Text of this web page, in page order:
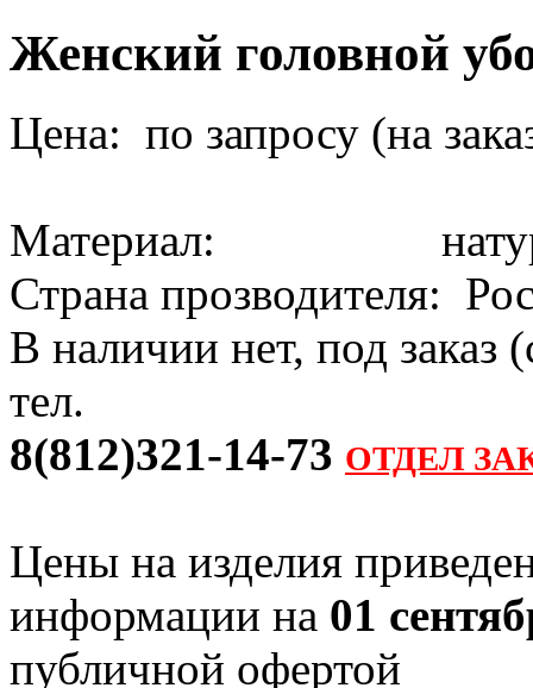
Женский головной
Цена: по запросу (на
Материал:
Страна прозводителя:
В наличии нет, под заказ
тел.
8(812)321-14-73 ОТДЕЛ
Цены на изделия
информации на 01
публичной офертой